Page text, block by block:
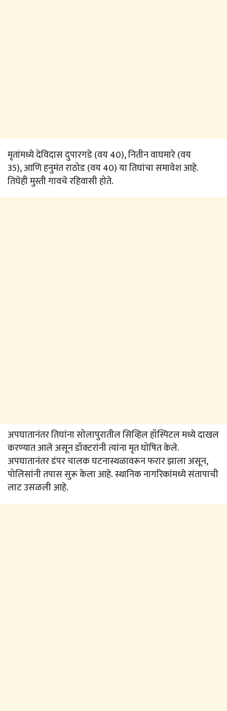
मृतांमध्ये देविदास दुपारगडे (वय 40), नितीन वाघमारे (वय
35), आणि हनुमंत राठोड (वय 40) या तिघांचा समावेश आहे.
तिघेही मुस्ती गावचे रहिवासी होते.
अपघातानंतर तिघांना सोलापुरातील सिव्हिल हॉस्पिटल मध्ये दाखल
करण्यात आले असून डॉक्टरांनी त्यांना मृत घोषित केले.
अपघातानंतर डंपर चालक घटनास्थळावरून फरार झाला असून,
पोलिसांनी तपास सुरू केला आहे. स्थानिक नागरिकांमध्ये संतापाची
लाट उसळली आहे.